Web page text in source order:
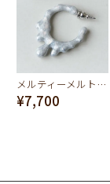
メルティーメルト フープピアス（シルバーマーブル）
¥7,700